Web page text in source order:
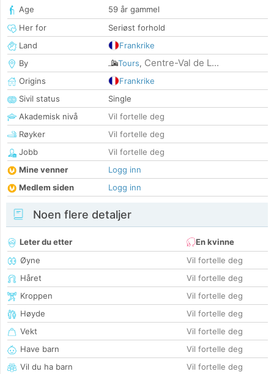
Age
59 år gammel
Her for
Seriøst forhold
Land
Frankrike
By
Tours, Centre-Val de L...
Origins
Frankrike
Sivil status
Single
Akademisk nivå
Vil fortelle deg
Røyker
Vil fortelle deg
Jobb
Vil fortelle deg
Mine venner
Logg inn
Medlem siden
Logg inn
Noen flere detaljer
Leter du etter
En kvinne
Øyne
Vil fortelle deg
Håret
Vil fortelle deg
Kroppen
Vil fortelle deg
Høyde
Vil fortelle deg
Vekt
Vil fortelle deg
Have barn
Vil fortelle deg
Vil du ha barn
Vil fortelle deg